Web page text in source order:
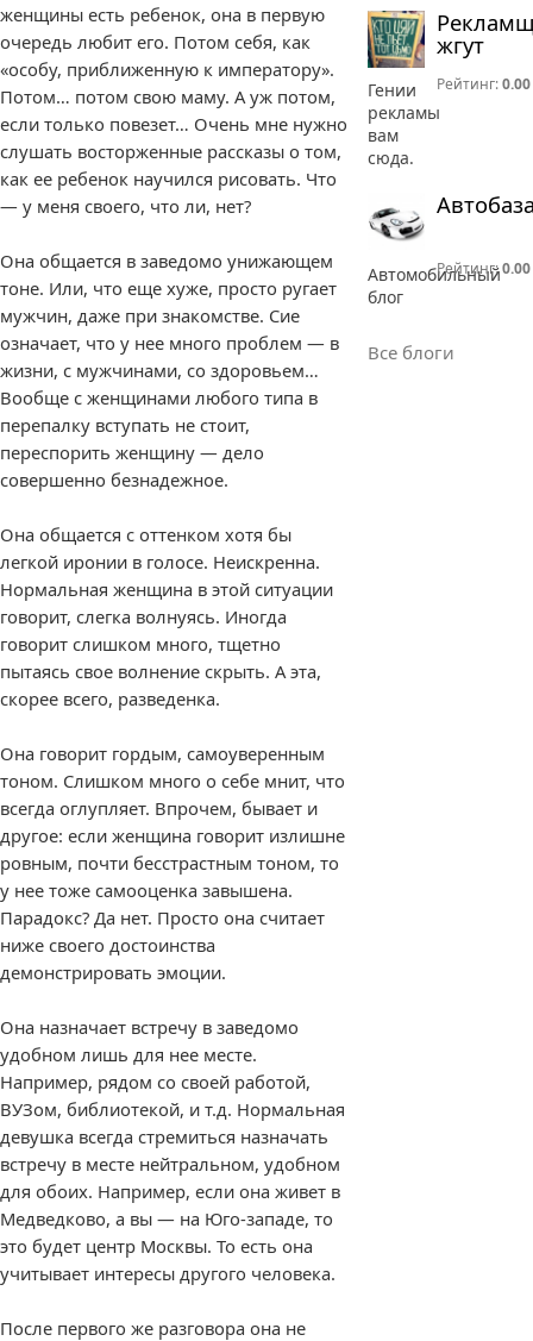
женщины есть ребенок, она в первую
очередь любит его. Потом себя, как
«особу, приближенную к императору».
Потом… потом свою маму. А уж потом,
если только повезет… Очень мне нужно
слушать восторженные рассказы о том,
как ее ребенок научился рисовать. Что
— у меня своего, что ли, нет?
Она общается в заведомо унижающем
тоне. Или, что еще хуже, просто ругает
мужчин, даже при знакомстве. Сие
означает, что у нее много проблем — в
жизни, с мужчинами, со здоровьем…
Вообще с женщинами любого типа в
перепалку вступать не стоит,
переспорить женщину — дело
совершенно безнадежное.
Она общается с оттенком хотя бы
легкой иронии в голосе. Неискренна.
Нормальная женщина в этой ситуации
говорит, слегка волнуясь. Иногда
говорит слишком много, тщетно
пытаясь свое волнение скрыть. А эта,
скорее всего, разведенка.
Она говорит гордым, самоуверенным
тоном. Слишком много о себе мнит, что
всегда оглупляет. Впрочем, бывает и
другое: если женщина говорит излишне
ровным, почти бесстрастным тоном, то
у нее тоже самооценка завышена.
Парадокс? Да нет. Просто она считает
ниже своего достоинства
демонстрировать эмоции.
Она назначает встречу в заведомо
удобном лишь для нее месте.
Например, рядом со своей работой,
ВУЗом, библиотекой, и т.д. Нормальная
девушка всегда стремиться назначать
встречу в месте нейтральном, удобном
для обоих. Например, если она живет в
Медведково, а вы — на Юго-западе, то
это будет центр Москвы. То есть она
учитывает интересы другого человека.
После первого же разговора она не
жгут
Гении
рекламы
вам
сюда.
Рейтинг:0.00
Автомобильный
блог
Рейтинг:0.00
Все блоги